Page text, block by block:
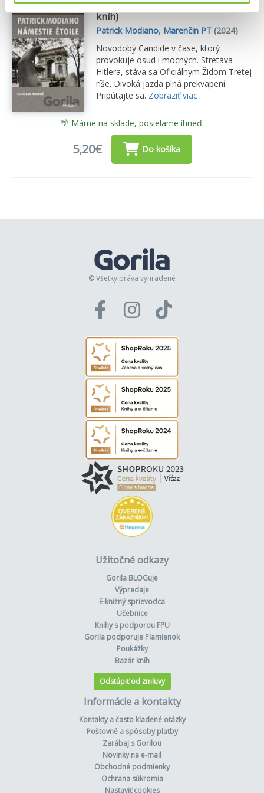
Námestie Étoile - prečítaná (bazár
kníh)
Patrick Modiano, Marenčin PT(2024)
Novodobý Candide v čase, ktorý
provokuje osud i mocných. Stretáva
Hitlera, stáva sa Oficiálnym Židom Tretej
ríše. Divoká jazda plná prekvapení.
Pripútajte sa. Zobraziť viac
🌴 Máme na sklade, posielame ihneď.
5,20€ Do košíka
© Všetky práva vyhradené
Užitočné odkazy
Gorila BLOGuje
Výpredaje
E-knižný sprievodca
Učebnice
Knihy s podporou FPU
Gorila podporuje Plamienok
Poukážky
Bazár kníh
Odstúpiť od zmluvy
Informácie a kontakty
Kontakty a často kladené otázky
Poštovné a spôsoby platby
Zarábaj s Gorilou
Novinky na e-mail
Obchodné podmienky
Ochrana súkromia
Nastaviť cookies